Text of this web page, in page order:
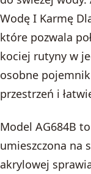
Wodę I Karmę
które pozwala
kociej rutyny w
osobne
przestrzeń i
Model AG684B
umieszczona na
akrylowej